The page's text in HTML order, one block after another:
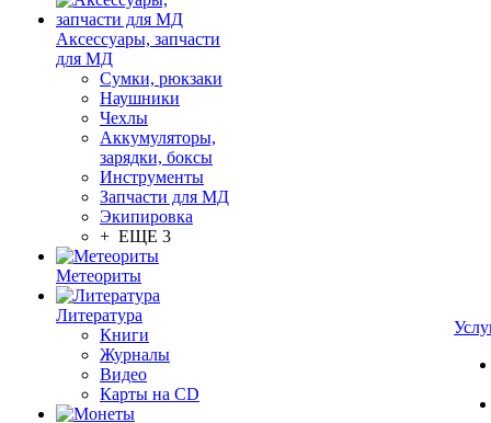
Аксессуары, запчасти
для МД
Сумки, рюкзаки
Наушники
Чехлы
Аккумуляторы,
зарядки, боксы
Инструменты
Запчасти для МД
Экипировка
+ ЕЩЕ 3
Метеориты
Литература
Книги
Журналы
Видео
Карты на CD